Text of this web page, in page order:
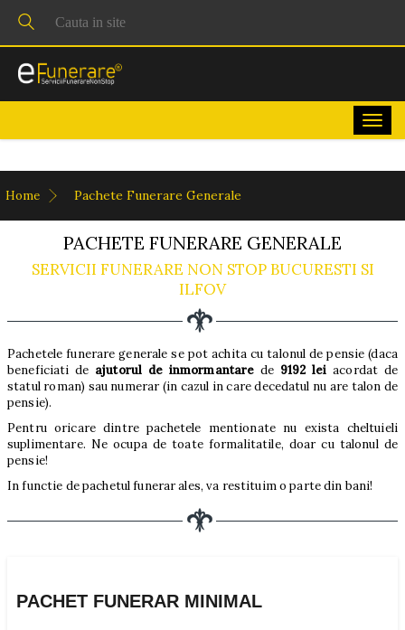
Home Pachete Funerare Generale
PACHETE FUNERARE GENERALE
SERVICII FUNERARE NON STOP BUCURESTI SI
ILFOV
Pachetele funerare generale se pot achita cu talonul de pensie (daca
beneficiati de ajutorul de inmormantare de 9192 lei acordat de
statul roman) sau numerar (in cazul in care decedatul nu are talon de
pensie).
Pentru oricare dintre pachetele mentionate nu exista cheltuieli
suplimentare. Ne ocupa de toate formalitatile, doar cu talonul de
pensie!
In functie de pachetul funerar ales, va restituim o parte din bani!
PACHET FUNERAR MINIMAL